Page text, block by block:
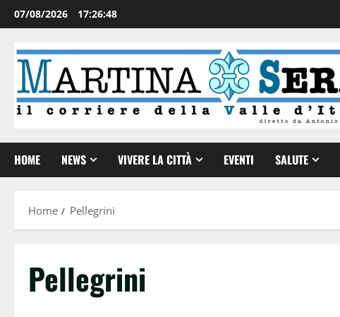
07/08/2026 17:26:49
HOME NEWS VIVERE LA CITTÀ EVENTI SALUTE
Home Pellegrini
Pellegrini